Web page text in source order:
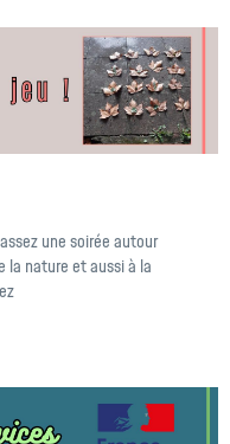
une soirée autour
la nature et aussi à la